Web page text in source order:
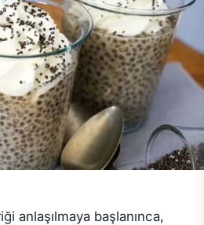
anlaşılmaya başlanınca,